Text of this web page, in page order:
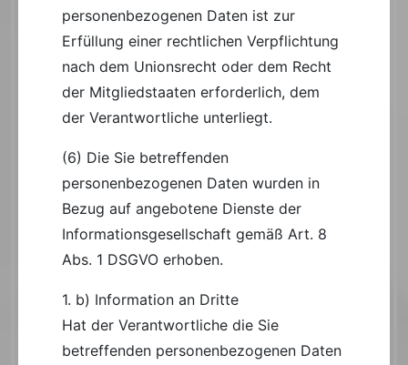
personenbezogenen Daten ist zur
Erfüllung einer rechtlichen Verpflichtung
nach dem Unionsrecht oder dem Recht
der Mitgliedstaaten erforderlich, dem
der Verantwortliche unterliegt.
(6) Die Sie betreffenden
personenbezogenen Daten wurden in
Bezug auf angebotene Dienste der
Informationsgesellschaft gemäß Art. 8
Abs. 1 DSGVO erhoben.
1. b) Information an Dritte
Hat der Verantwortliche die Sie
betreffenden personenbezogenen Daten